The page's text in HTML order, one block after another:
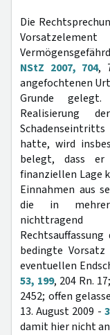
Die
NStZ 2007, 704,
angefochtenen
Grunde
Realisierung
hatte, wird
belegt, dass er
finanziellen Lage
Einnahmen aus
die in
nichttragend
bedingte
eventuellen
53, 199, 204 Rn.
2452; offen
13. August 2009 -
damit hier nicht